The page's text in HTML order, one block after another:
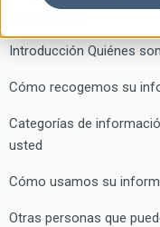
Introducción Quiénes
Cómo recogemos su
Categorías de
usted
Cómo usamos su
Otras personas que